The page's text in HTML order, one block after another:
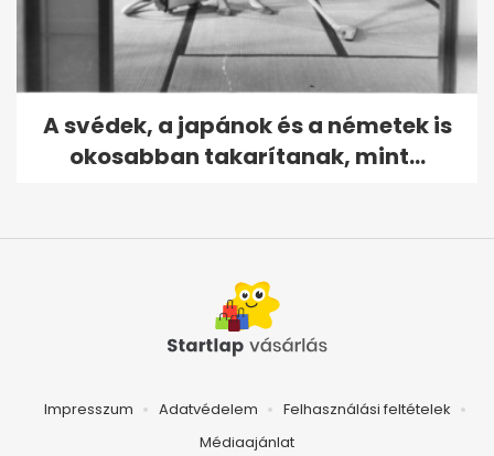
A svédek, a japánok és a németek is
okosabban takarítanak, mint...
Impresszum Adatvédelem
Felhasználási feltételek
Médiaajánlat